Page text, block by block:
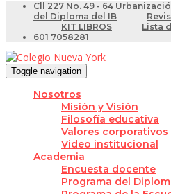
Cll 227 No. 49 - 64
del Diploma del IB
KIT LIBROS
Lista
601 7058281
Toggle navigation
Nosotros
Misión y Visión
Filosofía educativa
Valores corporativos
Video institucional
Academia
Encuesta docente
Programa del